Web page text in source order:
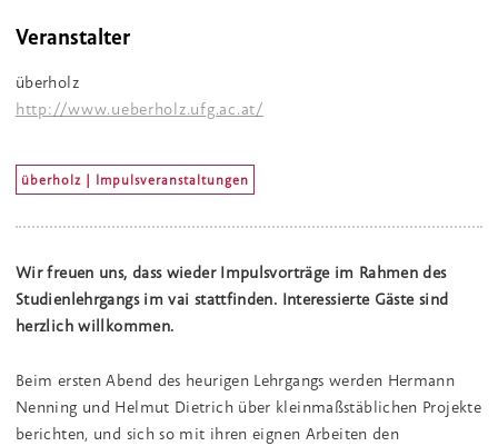
Veranstalter
überholz
http://www.ueberholz.ufg.ac.at/
überholz | Impulsveranstaltungen
Wir freuen uns, dass wieder Impulsvorträge im Rahmen des
Studienlehrgangs im vai stattfinden. Interessierte Gäste sind
herzlich willkommen.
Beim ersten Abend des heurigen Lehrgangs werden Hermann
Nenning und Helmut Dietrich über kleinmaßstäblichen Projekte
berichten, und sich so mit ihren eignen Arbeiten den